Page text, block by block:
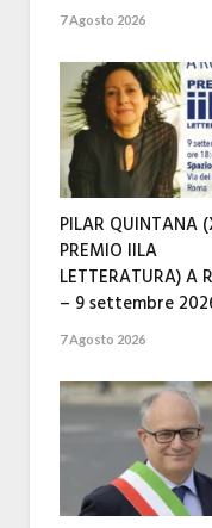
7 Agosto 2026
PILAR QUINTANA
PREMIO IILA
LETTERATURA) A
– 9 settembre
7 Agosto 2026